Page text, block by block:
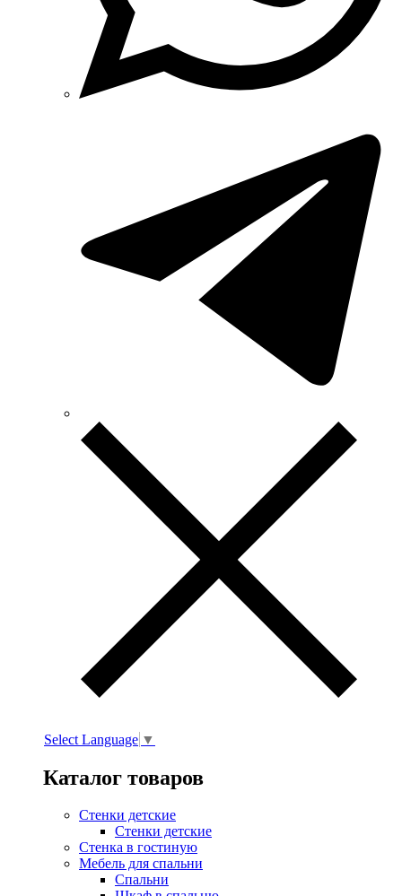
Select Language ▼
Каталог товаров
Стенки детские
Стенки детские
Стенка в гостиную
Мебель для спальни
Спальни